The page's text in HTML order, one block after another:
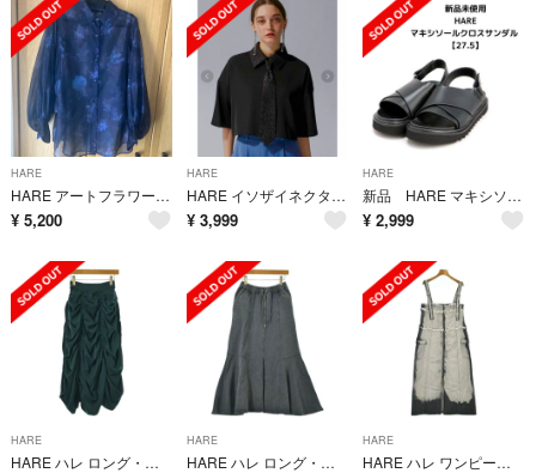
HARE
HARE アートフラワーガラシャツ
¥ 5,200
HARE
HARE イソザイネクタイシャツ ブラック｜黒
¥ 3,999
HARE
新品 HARE マキシソールサンダル メンズ ブラック Lサイズ
¥ 2,999
HARE
HARE ハレ ロング・マキシ丈スカート M 緑 【古着】【中古】【送料無料】
HARE
HARE ハレ ロング・マキシ丈スカート M グレー 【古着】【中古】【送料無料】
HARE
HARE ハレ ワンピース M 黒 【古着】【中古】【送料無料】